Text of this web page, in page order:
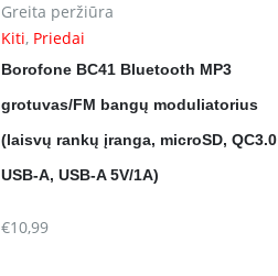
Greita peržiūra
Kiti, Priedai
Borofone BC41 Bluetooth MP3
grotuvas/FM bangų moduliatorius
(laisvų rankų įranga, microSD, QC3.0
USB-A, USB-A 5V/1A)
€10,99